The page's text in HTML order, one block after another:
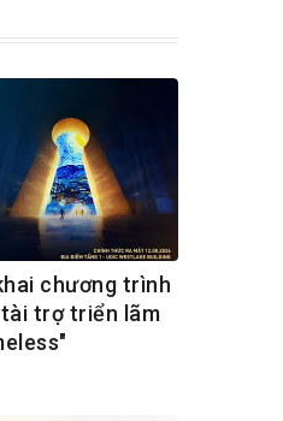
chương trình
trợ triển lãm